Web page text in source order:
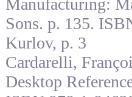
Manufacturing:
Sons. p. 135.
Kurlov, p. 3
Cardarelli,
Desktop